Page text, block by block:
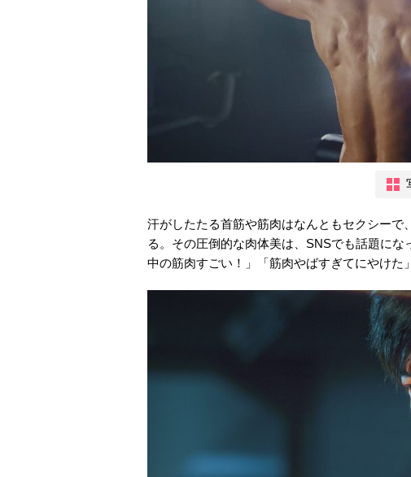
汗がしたたる首筋や筋肉はなんともセクシー
る。その圧倒的な肉体美は、SNSでも話題に
中の筋肉すごい！」「筋肉やばすぎてにやけた